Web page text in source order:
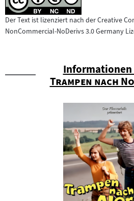
Der Text ist lizenziert nach der Creative
NonCommercial-NoDerivs 3.0 Germany
Informationen
"
Trampen nach